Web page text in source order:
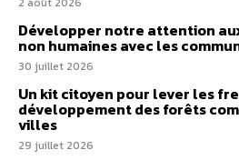
Développer notre attention
non humaines avec les
30 juillet 2026
Un kit citoyen pour lever les
développement des forêts
villes
29 juillet 2026